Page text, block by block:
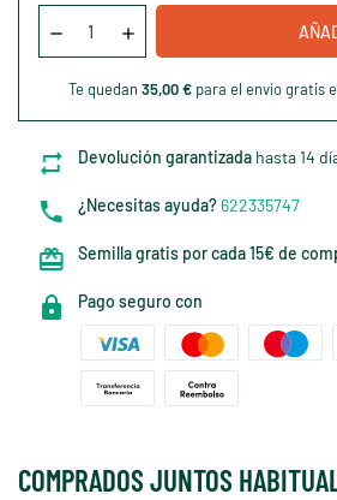
Te quedan 35,00 € para el envío gratis
Devolución garantizada hasta 14
¿Necesitas ayuda?622335747
Semilla gratis por cada 15€ de
Pago seguro con
COMPRADOS JUNTOS